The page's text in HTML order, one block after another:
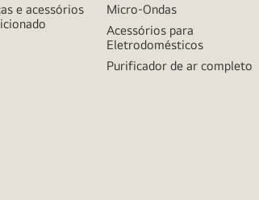
e acessórios
Micro-Ondas
Acessórios para
Eletrodomésticos
Purificador de ar completo